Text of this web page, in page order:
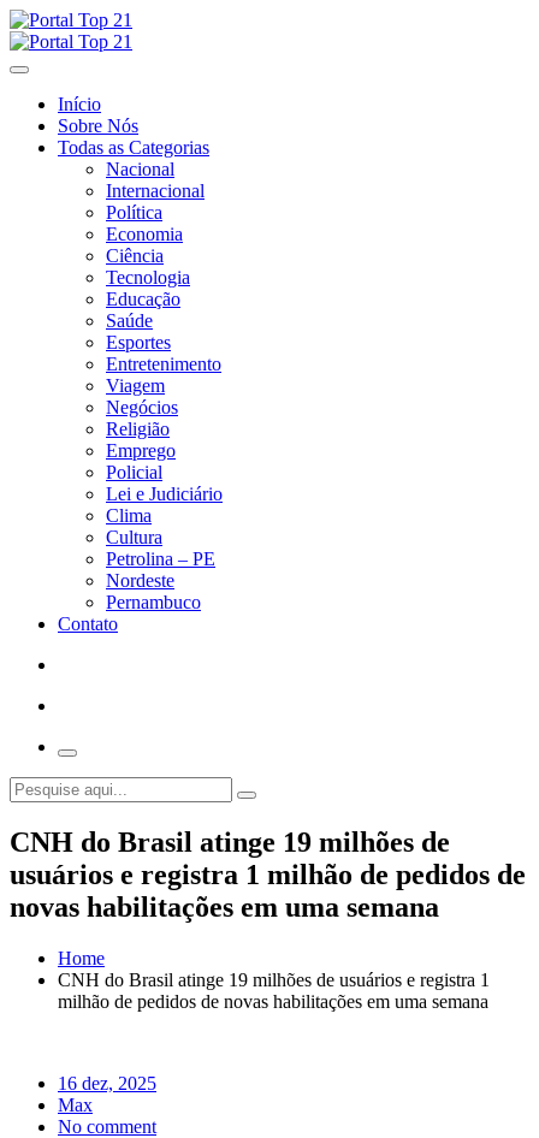
Skip
to
content
Início
Sobre Nós
Todas as Categorias
Nacional
Internacional
Política
Economia
Ciência
Tecnologia
Educação
Saúde
Esportes
Entretenimento
Viagem
Negócios
Religião
Emprego
Policial
Lei e Judiciário
Clima
Cultura
Petrolina – PE
Nordeste
Pernambuco
Contato
CNH do Brasil atinge 19 milhões de
usuários e registra 1 milhão de pedidos de
novas habilitações em uma semana
Home
CNH do Brasil atinge 19 milhões de usuários e registra 1
milhão de pedidos de novas habilitações em uma semana
16 dez, 2025
Max
No comment